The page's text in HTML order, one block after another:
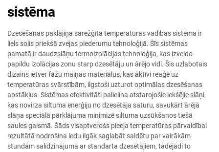
sistēma
Dzesēšanas paklājiņa sarežģītā temperatūras vadības sistēma ir
liels solis priekšā zvejas piederumu tehnoloģijā. Šīs sistēmas
pamatā ir daudzslāņu termoizolācijas tehnoloģija, kas izveido
papildu izolācijas zonu starp dzesētāju un ārējo vidi. Šis uzlabotais
dizains ietver fāžu maiņas materiālus, kas aktīvi reaģē uz
temperatūras svārstībām, ilgstoši uzturot optimālas dzesēšanas
apstākļus. Sistēmas efektivitāti palielina atstarojošie iekšējie slāņi,
kas novirza siltuma enerģiju no dzesētāja saturu, savukārt ārējā
slāņa speciālā pārklājuma minimizē siltuma uzsūkšanos tiešā
saules gaismā. Šāds visaptverošs pieeja temperatūras pārvaldībai
rezultātā nodrošina ledu ilgāk saglabāt saldētu par vairākām
stundām salīdzinājumā ar standarta dzesētājiem, tādējādi to